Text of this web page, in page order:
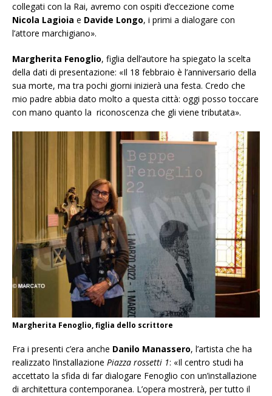
collegati con la Rai, avremo con ospiti d’eccezione come
Nicola Lagioia e Davide Longo, i primi a dialogare con
l’attore marchigiano».
Margherita Fenoglio, figlia dell’autore ha spiegato la scelta
della dati di presentazione: «Il 18 febbraio è l’anniversario della
sua morte, ma tra pochi giorni inizierà una festa. Credo che
mio padre abbia dato molto a questa città: oggi posso toccare
con mano quanto la riconoscenza che gli viene tributata».
Margherita Fenoglio, figlia dello scrittore
Fra i presenti c’era anche Danilo Manassero, l’artista che ha
realizzato l’installazione Piazza rossetti 1: «Il centro studi ha
accettato la sfida di far dialogare Fenoglio con un’installazione
di architettura contemporanea. L’opera mostrerà, per tutto il